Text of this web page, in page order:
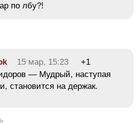
по лбу?!
15 мар, 15:23
+1
— Мудрый, наступая
становится на держак.